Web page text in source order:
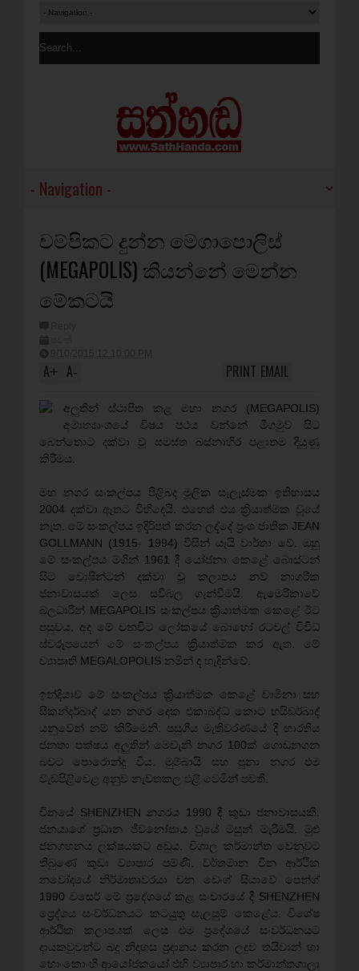
චම්පිකට දුන්න මෙගාපොලිස්
(MEGAPOLIS) කියන්නේ මෙන්න
මේකටයි
A+ A- EMAIL
PRINT
අලුතින් ස්ථාපිත කළ මහා නගර (MEGAPOLIS)
අමාත්‍යාංශයේ විෂය පථය වන්නේ මීගමුව සිට
බෙන්තොට දක්වා වූ සමස්ත බස්නාහිර පළාතම දියුණු
කිරීමය.
මහ නගර සංකල්පය පිළිබද මූලික සැලැස්මක ඉතිහාසය
2004 දක්වා ඈතට විහිදෙයි. එහෙත් එය ක්‍රියාත්මක වූයේ
නැත.‍ මේ සංකල්පය ඉදිරිපත් කරන ලද්දේ ප්‍රංශ ජාතික JEAN
GOLLMANN (1915- 1994) විසින් යැයි වාර්තා වේ. ඔහු
මේ සංකල්පය මගින් 1961 දී යෝජනා කෙළේ බොස්ටන්
සිට වොෂින්ටන් දක්වා වූ කලාපය නව නාගරික
ජනාවාසයක් ලෙස සවිබල ගැන්වීමයි. ඇමෙරිකාවේ
බලධාරීන් MEGAPOLIS සංකල්පය ක්‍රියාත්මක කෙළේ ඊට
පසුවය. අද මේ වනවිට ලෝකයේ බොහෝ රටවල් විවිධ
ස්වරූපයෙන් මේ සංකල්පය ක්‍රියාත්මක කර ඇත. මේ
ව්‍යාපෘති MEGALOPOLIS නමින් ද හැදින්වේ.
ඉන්දියාව මේ සංකල්පය ක්‍රියාත්මක කෙළේ චාමිනා සහ
සීකන්දර්බාද් යන නගර දෙක එකාබද්ධ කොට හයිඩර්බාද්
යනුවෙන් නම් කිරීමෙනි. පසුගිය මැතිවරණයේ දී භාරතීය
ජනතා පක්ෂය අලුතින් මෙවැනි නගර 100ක් ගොඩනගන
බවට පොරොන්දු විය. මුම්බායි සහ පුනා නගර එම
වැඩපිළිවෙළ අනුව නැවතකල එළි වෙමින් පවතී.
චීනයේ SHENZHEN නගරය 1990 දී කුඩා ජනාවාසයකි.
ජනයාගේ ප්‍රධාන ජීවනෝපාය වුයේ මසුන් මැරීමයි. මුළු
ජනගහනය ලක්ෂයකට අඩුය. විශාල කර්මාන්ත වෙනුවට
තිබුණේ කුඩා ව්‍යාපාර පමණී. වර්තමාන චීන ආර්ථික
නවෝදයේ නිර්මාතෘවරයා වන ඩෙංග් සියාවේ පෙන්ග්
1990 වස‍ෙර් මේ ප්‍රදේශයේ කළ සංචාරයේ දී SHENZHEN
ප්‍ර‍ෙද්ශය සංවර්ධනයට කටයුතු සැලසුම් කෙළේය. විශේෂ
ආර්ථික කලාපයක් ලෙස එම ප්‍රදේශයේ සංවර්ධනයට
දායකවූවන්ට බදු නිදහස ප්‍රදානය කරන ලදුව තයිවාන් හා
හොංකොංහි ආයෝජකයෝ එහි ව්‍යාපාර හා කර්මාන්තශාලා